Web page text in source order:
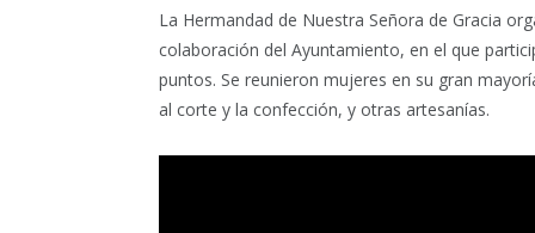
La Hermandad de Nuestra Señora de Gracia
colaboración del Ayuntamiento, en el que
puntos. Se reunieron mujeres en su gran
al corte y la confección, y otras artesanías.